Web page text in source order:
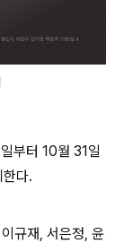
부터 10월 31일
한다.
규재, 서은정, 윤